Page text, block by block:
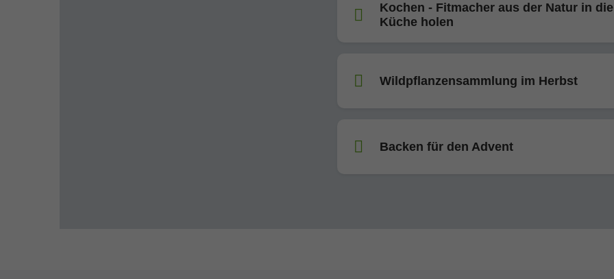
Kochen - Fitmacher aus der Natur in die
Küche holen
Wildpflanzensammlung im Herbst
Backen für den Advent